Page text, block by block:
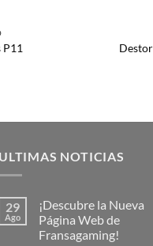
ULTIMAS NOTICIAS
29
Ago
¡Descubre la Nueva
Página Web de
Fransagaming!